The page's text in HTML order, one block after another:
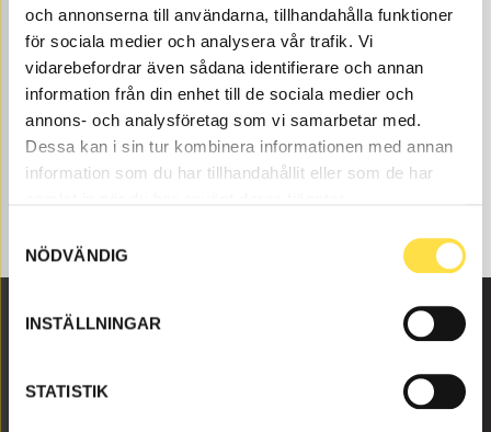
och annonserna till användarna, tillhandahålla funktioner
för sociala medier och analysera vår trafik. Vi
vidarebefordrar även sådana identifierare och annan
information från din enhet till de sociala medier och
annons- och analysföretag som vi samarbetar med.
Dessa kan i sin tur kombinera informationen med annan
information som du har tillhandahållit eller som de har
NÖDVÄNDIG
INSTÄLLNINGAR
STATISTIK